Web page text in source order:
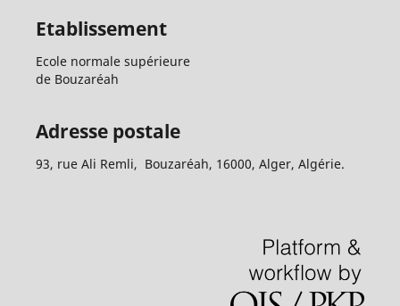
Etablissement
Ecole normale supérieure
de Bouzaréah
Adresse postale
93, rue Ali Remli, Bouzaréah, 16000, Alger, Algérie.